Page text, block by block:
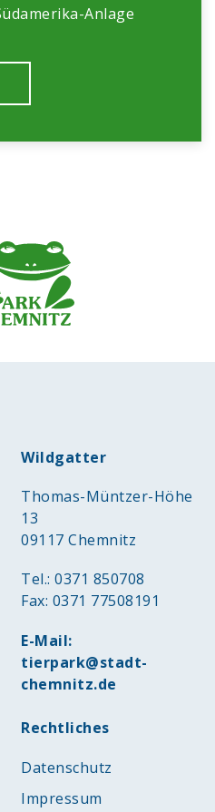
Anlage
Wildgatter
Thomas-Müntzer-Höhe
13
09117 Chemnitz
Tel.: 0371 850708
Fax: 0371 77508191
E-Mail:
tierpark@stadt-
chemnitz.de
Rechtliches
Datenschutz
Impressum